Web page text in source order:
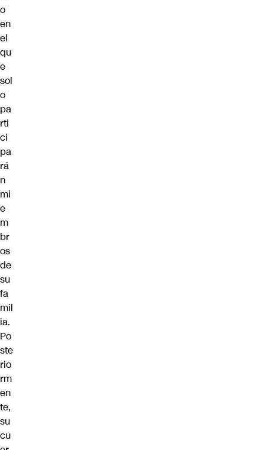
o
en
el
qu
e
sol
o
pa
rti
ci
pa
rá
n
mi
e
m
br
os
de
su
fa
mil
ia.
Po
ste
rio
rm
en
te,
su
cu